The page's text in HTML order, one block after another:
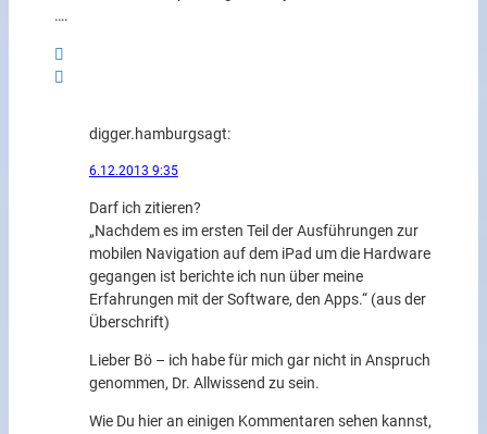
….
digger.hamburgsagt:
6.12.2013 9:35
Darf ich zitieren?
„Nachdem es im ersten Teil der Ausführungen zur
mobilen Navigation auf dem iPad um die Hardware
gegangen ist berichte ich nun über meine
Erfahrungen mit der Software, den Apps.“ (aus der
Überschrift)
Lieber Bö – ich habe für mich gar nicht in Anspruch
genommen, Dr. Allwissend zu sein.
Wie Du hier an einigen Kommentaren sehen kannst,